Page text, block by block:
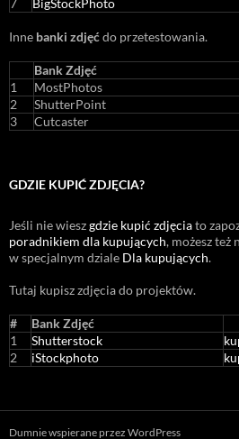
7
BigStockPhoto
Inne banki zdjęćdo przetestowania.
Bank Zdjęć
1
MostPhotos
2
ShutterPoint
3
Cutcaster
GDZIE KUPIĆ ZDJĘCIA?
Jeśli nie wieszgdzie kupić zdjęciato
poradnikiem dla kupujących, możesz też
w specjalnym dziale Dla kupujących.
Tutaj kupisz zdjęcia do projektów.
#
Bank Zdjęć
1
Shutterstock
2
iStockphoto
Dumnie wspierane przez WordPress